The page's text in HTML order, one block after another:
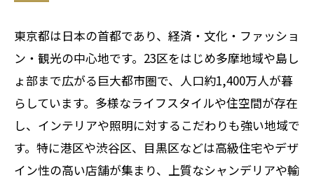
東京都は日本の首都であり、経済・文化・ファッショ
ン・観光の中心地です。23区をはじめ多摩地域や島し
ょ部まで広がる巨大都市圏で、人口約1,400万人が暮
らしています。多様なライフスタイルや住空間が存在
し、インテリアや照明に対するこだわりも強い地域で
す。特に港区や渋谷区、目黒区などは高級住宅やデザ
イン性の高い店舗が集まり、上質なシャンデリアや輸